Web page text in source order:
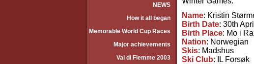
NEWS
How it all began
Memorable World Cup Races
Major achievements
Val di Fiemme 2003
Name: Kristin
Birth Date: 30th
Birth Place: Mo i
Nation: Norwegian
Skis: Madshus
Ski Club: IL Forsøk